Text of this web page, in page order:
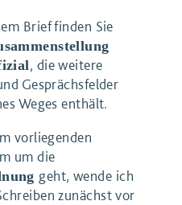
Brief finden Sie
, die weitere
Gesprächsfelder
Weges enthält.
vorliegenden
um die
geht, wende ich
zunächst vor